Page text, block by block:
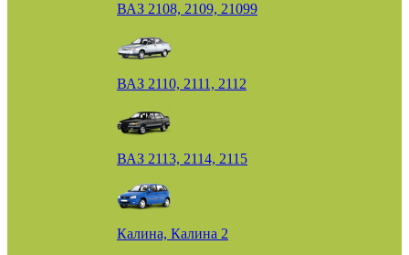
ВАЗ 2108, 2109, 21099
ВАЗ 2110, 2111, 2112
ВАЗ 2113, 2114, 2115
Калина, Калина 2